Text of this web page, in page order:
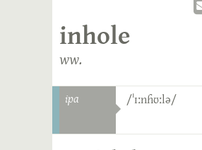
inhole
ww.
ipa /ˈɪːnɦʊːlə/